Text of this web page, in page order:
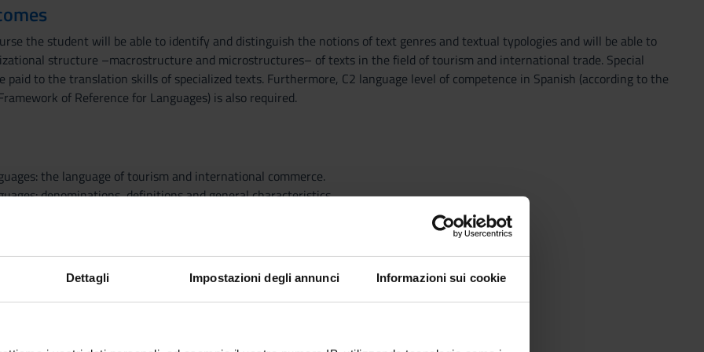
Dettagli Impostazioni degli annunci Informazioni sui cookie
the student will be able to identify and distinguish the notions of text genres and textual typologies and will be able to
structure –macrostructure and microstructures– of texts in the field of tourism and international trade. Special
paid to the translation skills of specialized texts. Furthermore, C2 language level of competence in Spanish (according to the
of Reference for Languages) is also required.
the language of tourism and international commerce.
denominations, definitions and general characteristics
typologies
for students who do not attend class: